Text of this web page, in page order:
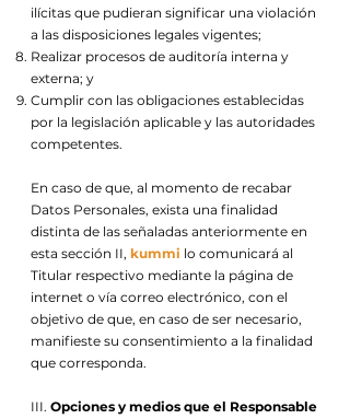
ilícitas que pudieran significar una violación
a las disposiciones legales vigentes;
Realizar procesos de auditoría interna y
externa; y
Cumplir con las obligaciones establecidas
por la legislación aplicable y las autoridades
competentes.
En caso de que, al momento de recabar
Datos Personales, exista una finalidad
distinta de las señaladas anteriormente en
esta sección II, kummi lo comunicará al
Titular respectivo mediante la página de
internet o vía correo electrónico, con el
objetivo de que, en caso de ser necesario,
manifieste su consentimiento a la finalidad
que corresponda.
III. Opciones y medios que el Responsable